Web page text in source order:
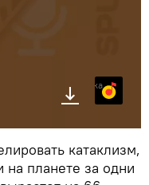
Яндекс.Музыка
катаклизм,
на планете за одни